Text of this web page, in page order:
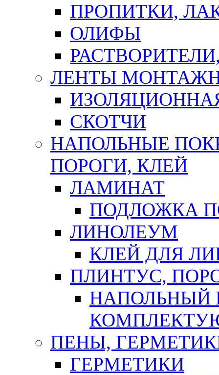
ПРОПИТКИ,
ОЛИФЫ
ЛЕНТЫ
СКОТЧИ
НАПОЛЬНЫЕ
ПОРОГИ, КЛЕЙ
ЛАМИНАТ
ПОДЛОЖКА
ЛИНОЛЕУМ
КЛЕЙ ДЛЯ
ПЛИНТУС,
НАПОЛЬНЫЙ
ПЕНЫ,
ГЕРМЕТИКИ